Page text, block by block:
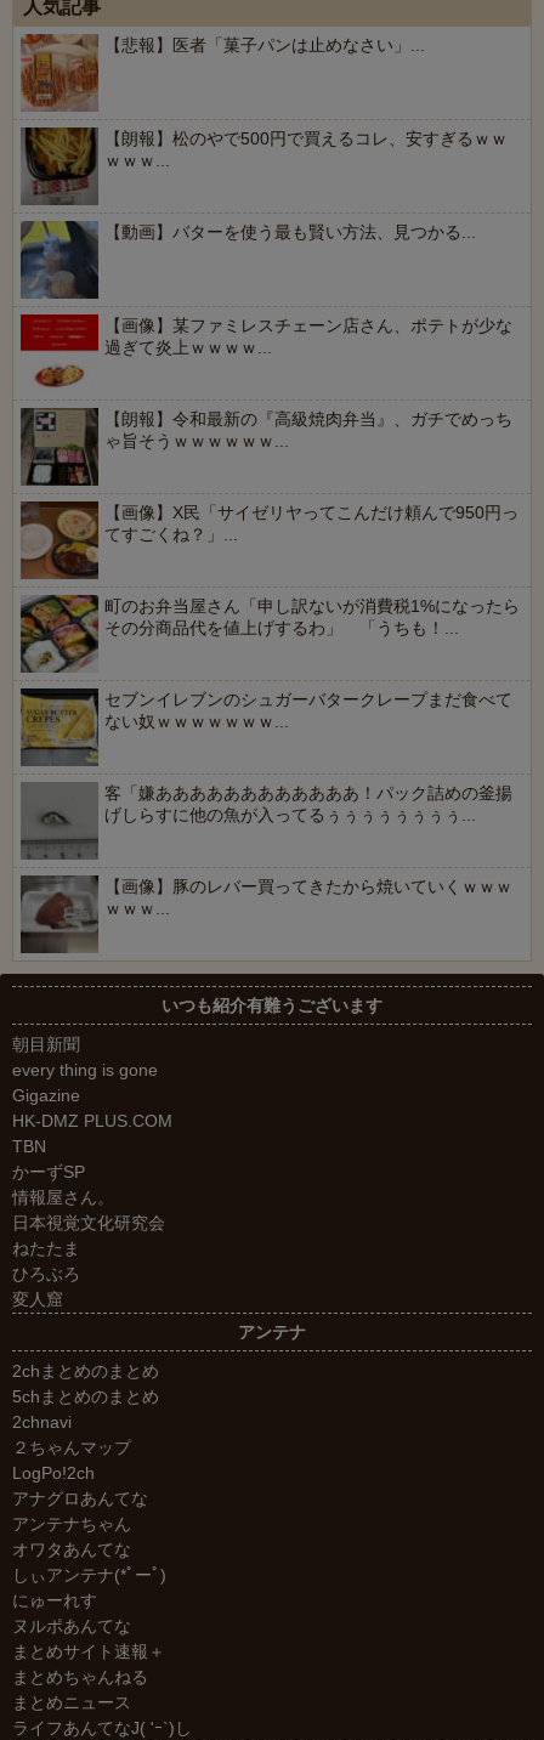
人気記事
【悲報】医者「菓子パンは止めなさい」...
【朗報】松のやで500円で買えるコレ、安すぎるｗｗ
ｗｗｗ...
【動画】バターを使う最も賢い方法、見つかる...
【画像】某ファミレスチェーン店さん、ポテトが少な
過ぎて炎上ｗｗｗｗ...
【朗報】令和最新の『高級焼肉弁当』、ガチでめっち
ゃ旨そうｗｗｗｗｗｗ...
【画像】X民「サイゼリヤってこんだけ頼んで950円っ
てすごくね？」...
町のお弁当屋さん「申し訳ないが消費税1%になったら
その分商品代を値上げするわ」 「うちも！...
セブンイレブンのシュガーバタークレープまだ食べて
ない奴ｗｗｗｗｗｗｗ...
客「嫌ああああああああああああ！パック詰めの釜揚
げしらすに他の魚が入ってるぅぅぅぅぅぅぅぅ...
【画像】豚のレバー買ってきたから焼いていくｗｗｗ
ｗｗｗ...
いつも紹介有難うございます
朝目新聞
every thing is gone
Gigazine
HK-DMZ PLUS.COM
TBN
かーずSP
情報屋さん。
日本視覚文化研究会
ねたたま
ひろぶろ
変人窟
アンテナ
2chまとめのまとめ
5chまとめのまとめ
2chnavi
２ちゃんマップ
LogPo!2ch
アナグロあんてな
アンテナちゃん
オワタあんてな
しぃアンテナ(*ﾟーﾟ)
にゅーれす
ヌルポあんてな
まとめサイト速報＋
まとめちゃんねる
まとめニュース
ライフあんてなJ( 'ｰ`)し